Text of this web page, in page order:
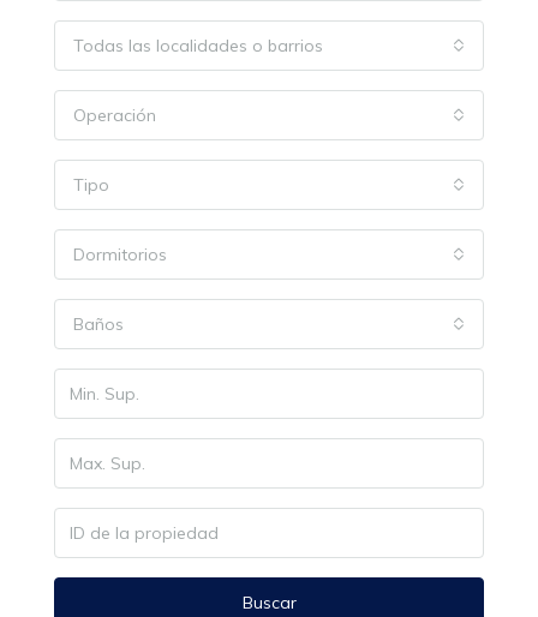
Todas las localidades o barrios
Operación
Tipo
Dormitorios
Baños
Buscar